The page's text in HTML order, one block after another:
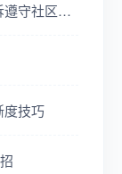
守社区规
度技巧